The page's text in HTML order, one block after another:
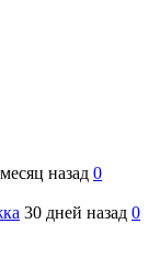
назад 0
30 дней назад 0